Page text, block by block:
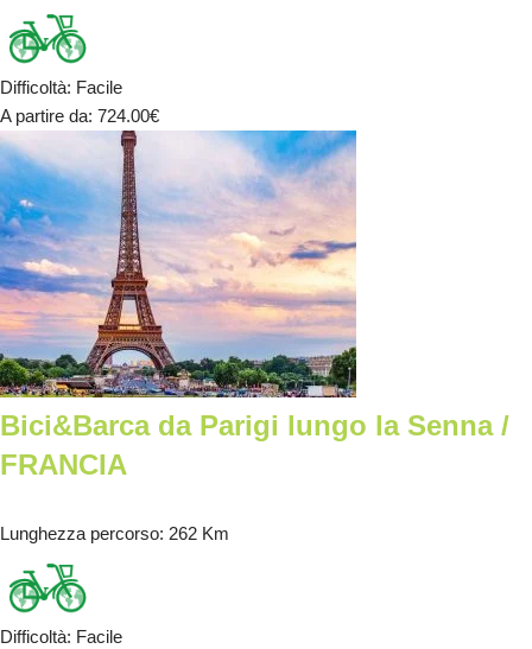
Difficoltà: Facile
A partire da: 724.00€
Bici&Barca da Parigi lungo la Senna /
FRANCIA
Lunghezza percorso: 262 Km
Difficoltà: Facile